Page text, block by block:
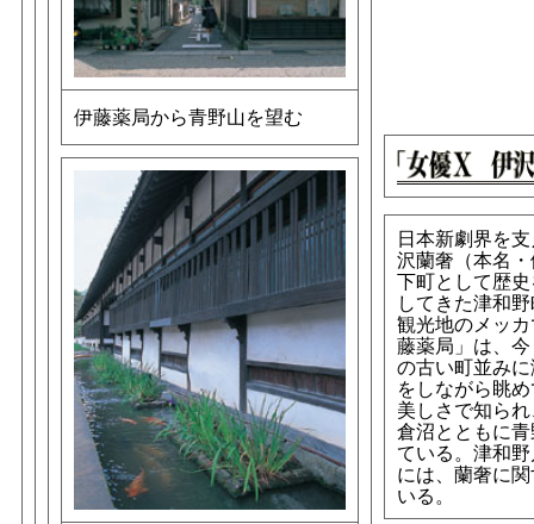
伊藤薬局から青野山を望む
日本新劇界を
沢蘭奢（本名
下町として歴
してきた津和
観光地のメッ
藤薬局」は、
の古い町並み
をしながら眺
美しさで知ら
倉沼とともに
ている。津和
には、蘭奢に
いる。